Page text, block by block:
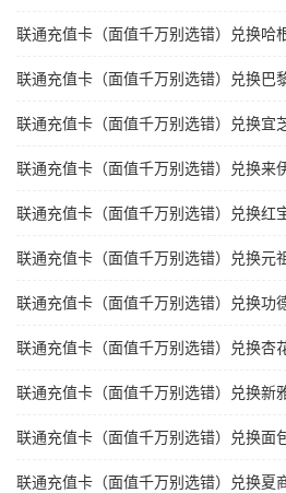
联通充值卡（面值千万别选错）兑换哈
联通充值卡（面值千万别选错）兑换巴
联通充值卡（面值千万别选错）兑换宜
联通充值卡（面值千万别选错）兑换来
联通充值卡（面值千万别选错）兑换红
联通充值卡（面值千万别选错）兑换元
联通充值卡（面值千万别选错）兑换功
联通充值卡（面值千万别选错）兑换杏
联通充值卡（面值千万别选错）兑换新
联通充值卡（面值千万别选错）兑换面
联通充值卡（面值千万别选错）兑换夏